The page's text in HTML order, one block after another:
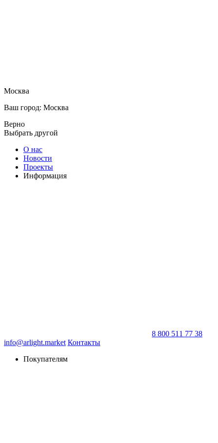
Москва
Ваш город: Москва
Верно
Выбрать другой
О нас
Новости
Проекты
Информация
8 800 511 77 38
info@arlight.market Контакты
Покупателям